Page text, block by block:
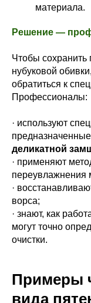
материала.
Решение —
Чтобы сохранить
нубуковой
обратиться к
Профессионалы:
· используют
предназначенные
деликатной
· применяют
переувлажнения
·
ворса;
· знают, как
могут точно
очистки.
Примеры
вида